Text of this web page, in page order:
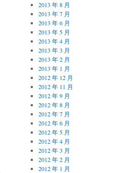
2013 年 8 月
2013 年 7 月
2013 年 6 月
2013 年 5 月
2013 年 4 月
2013 年 3 月
2013 年 2 月
2013 年 1 月
2012 年 12 月
2012 年 11 月
2012 年 9 月
2012 年 8 月
2012 年 7 月
2012 年 6 月
2012 年 5 月
2012 年 4 月
2012 年 3 月
2012 年 2 月
2012 年 1 月